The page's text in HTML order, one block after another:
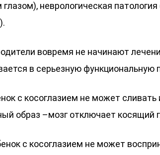
неврологическая
вовремя не начинают
в серьезную функциональную
с косоглазием не может сливать
образ –мозг отключает косящий
с косоглазием не может